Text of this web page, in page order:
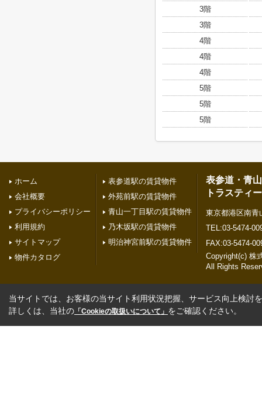
3階
3階
4階
4階
4階
5階
5階
5階
ホーム
会社概要
プライバシーポリシー
利用規約
サイトマップ
物件カタログ
表参道駅の賃貸物件
外苑前駅の賃貸物件
青山一丁目駅の賃貸物件
乃木坂駅の賃貸物件
明治神宮前駅の賃貸物件
表参道・青
トラスティー
東京都港区南青
TEL:03-5474-
FAX:03-5474-
Copyright(c) 株
All Rights
当サイトでは、お客様の当サイト利用状況把握、サービス向上検討
詳しくは、当社の 「Cookieの取扱いについて」 をご確認ください。